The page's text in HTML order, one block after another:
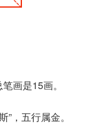
画是15画。
”，五行属金。